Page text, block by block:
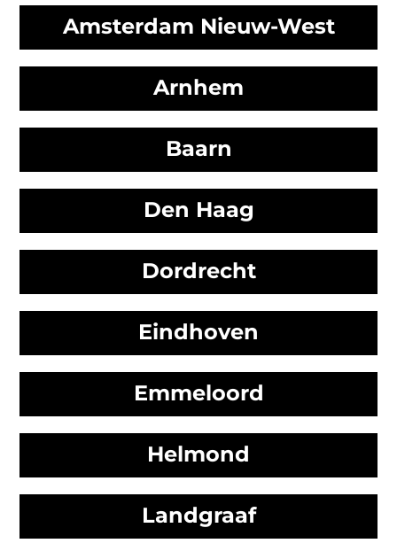
Amsterdam Nieuw-West
Arnhem
Baarn
Den Haag
Dordrecht
Eindhoven
Emmeloord
Helmond
Landgraaf